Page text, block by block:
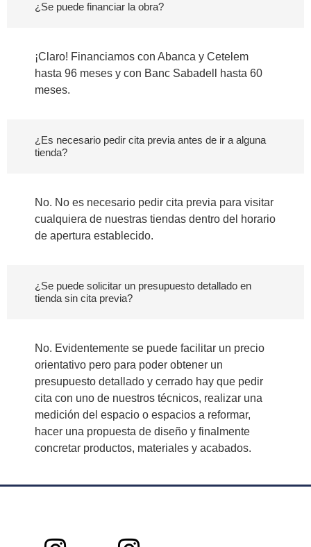
¿Se puede financiar la obra?
¡Claro! Financiamos con Abanca y Cetelem
hasta 96 meses y con Banc Sabadell hasta 60
meses.
¿Es necesario pedir cita previa antes de ir a alguna
tienda?
No. No es necesario pedir cita previa para visitar
cualquiera de nuestras tiendas dentro del horario
de apertura establecido.
¿Se puede solicitar un presupuesto detallado en
tienda sin cita previa?
No. Evidentemente se puede facilitar un precio
orientativo pero para poder obtener un
presupuesto detallado y cerrado hay que pedir
cita con uno de nuestros técnicos, realizar una
medición del espacio o espacios a reformar,
hacer una propuesta de diseño y finalmente
concretar productos, materiales y acabados.